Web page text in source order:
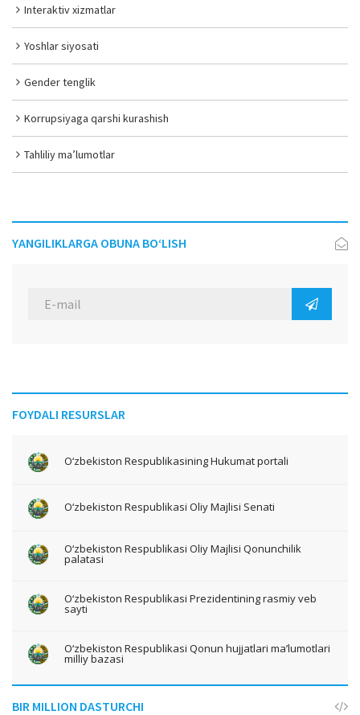
Interaktiv xizmatlar
Yoshlar siyosati
Gender tenglik
Korrupsiyaga qarshi kurashish
Tahliliy ma’lumotlar
YANGILIKLARGA OBUNA BO‘LISH
FOYDALI RESURSLAR
O‘zbekiston Respublikasining Hukumat portali
O‘zbekiston Respublikasi Oliy Majlisi Senati
O‘zbekiston Respublikasi Oliy Majlisi Qonunchilik
palatasi
O‘zbekiston Respublikasi Prezidentining rasmiy veb
sayti
O‘zbekiston Respublikasi Qonun hujjatlari ma’lumotlari
milliy bazasi
BIR MILLION DASTURCHI